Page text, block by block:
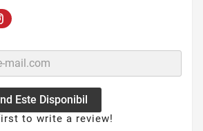
Este Disponibil
to write a review!